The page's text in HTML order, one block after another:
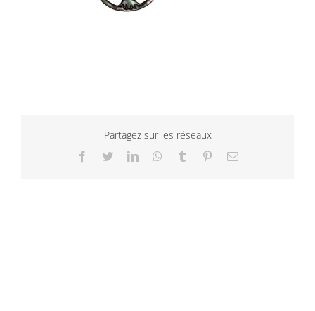
Partagez sur les réseaux
Facebook
TwitterLinkedInWhatsApp
Tumblr PinterestEmail